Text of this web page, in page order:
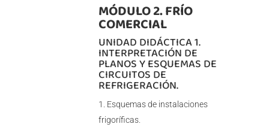
MÓDULO 2. FRÍO
COMERCIAL
UNIDAD DIDÁCTICA 1.
INTERPRETACIÓN DE
PLANOS Y ESQUEMAS DE
CIRCUITOS DE
REFRIGERACIÓN.
Esquemas de instalaciones
frigoríficas.